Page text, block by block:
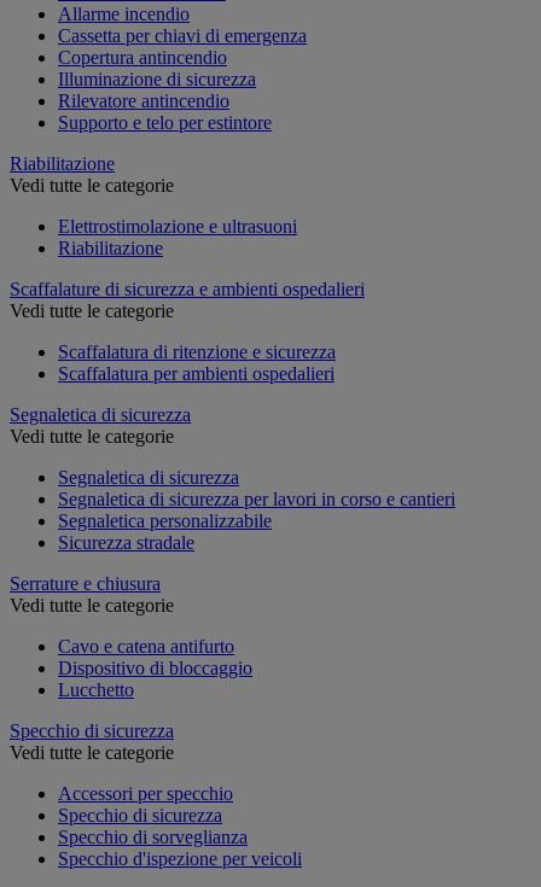
Allarme incendio
Cassetta per chiavi di emergenza
Copertura antincendio
Illuminazione di sicurezza
Rilevatore antincendio
Supporto e telo per estintore
Riabilitazione
Vedi tutte le categorie
Elettrostimolazione e ultrasuoni
Riabilitazione
Scaffalature di sicurezza e ambienti ospedalieri
Vedi tutte le categorie
Scaffalatura di ritenzione e sicurezza
Scaffalatura per ambienti ospedalieri
Segnaletica di sicurezza
Vedi tutte le categorie
Segnaletica di sicurezza
Segnaletica di sicurezza per lavori in corso e cantieri
Segnaletica personalizzabile
Sicurezza stradale
Serrature e chiusura
Vedi tutte le categorie
Cavo e catena antifurto
Dispositivo di bloccaggio
Lucchetto
Specchio di sicurezza
Vedi tutte le categorie
Accessori per specchio
Specchio di sicurezza
Specchio di sorveglianza
Specchio d'ispezione per veicoli